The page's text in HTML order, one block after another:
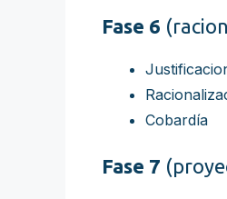
Fase 6
Cobardía
Fase 7